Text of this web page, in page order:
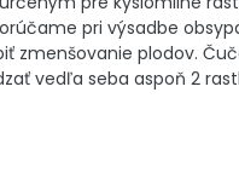
pri výsadbe
zmenšovanie plodov.
vedľa seba aspoň 2